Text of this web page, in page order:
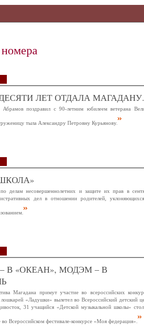
ЛЕТ ОТДАЛА
поздравил с 90-летним юбилеем ветерана
тыла Александру Петровну Курьянову.
делам несовершеннолетних и защите их прав в
дел в отношении родителей,
В «ОКЕАН», МОДЭМ – В
Магадана примут участие во всероссийских
«Ладушки» вылетел во Всероссийский детский
31 учащийся «Детской музыкальной школы»
Всероссийском фестивале-конкурсе «Моя федерация».